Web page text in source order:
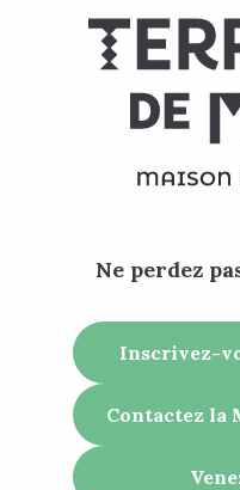
Ne perdez
Inscrivez-
Contactez la